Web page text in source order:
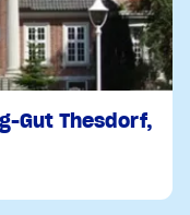
Gut Thesdorf,